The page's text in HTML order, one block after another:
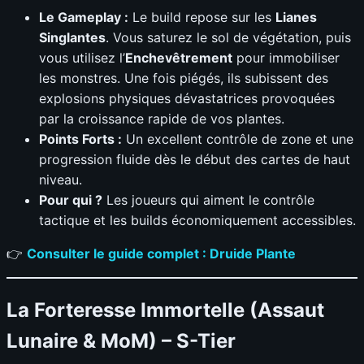
Le Gameplay : Le build repose sur les Lianes
Singlantes. Vous saturez le sol de végétation, puis
vous utilisez l’Enchevêtrement pour immobiliser
les monstres. Une fois piégés, ils subissent des
explosions physiques dévastatrices provoquées
par la croissance rapide de vos plantes.
Points Forts : Un excellent contrôle de zone et une
progression fluide dès le début des cartes de haut
niveau.
Pour qui ? Les joueurs qui aiment le contrôle
tactique et les builds économiquement accessibles.
👉 Consulter le guide complet : Druide Plante
La Forteresse Immortelle (Assaut
Lunaire & MoM) – S-Tier